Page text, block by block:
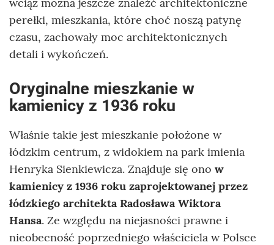
perełki, mieszkania, które choć noszą patynę
czasu, zachowały moc architektonicznych
detali i wykończeń.
Oryginalne mieszkanie w
kamienicy z 1936 roku
Właśnie takie jest mieszkanie położone w
łódzkim centrum, z widokiem na park imienia
Henryka Sienkiewicza. Znajduje się ono w
kamienicy z 1936 roku zaprojektowanej przez
łódzkiego architekta Radosława Wiktora
Hansa. Ze względu na niejasności prawne i
nieobecność poprzedniego właściciela w Polsce